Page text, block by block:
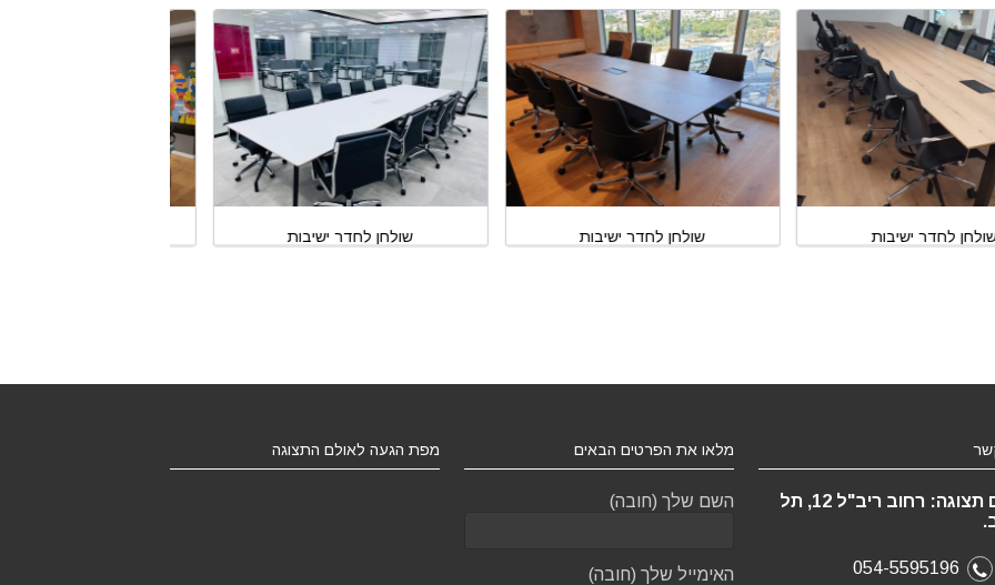
שולחן לחדר ישיבות שולחן לחדר ישיבות שולחן לחדר ישיבות
אולם תצוגה: רחוב ריב"ל 12, תל
054-5595196
מלאו את הפרטים הבאים
השם שלך (חובה)
האימייל שלך (חובה)
מפת הגעה לאולם התצוגה